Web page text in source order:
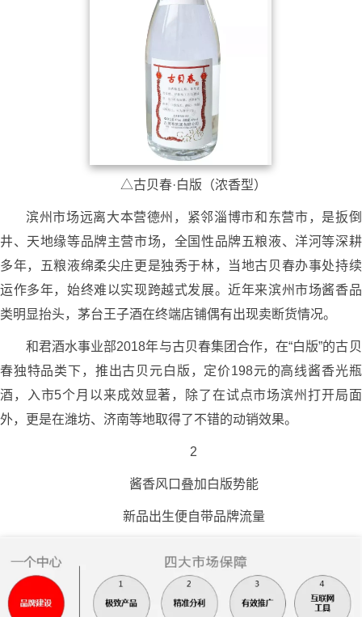
△古贝春·白版（浓香型）
滨州市场远离大本营德州，紧邻淄博市和东营市，是扳倒
井、天地缘等品牌主营市场，全国性品牌五粮液、洋河等深耕
多年，五粮液绵柔尖庄更是独秀于林，当地古贝春办事处持续
运作多年，始终难以实现跨越式发展。近年来滨州市场酱香品
类明显抬头，茅台王子酒在终端店铺偶有出现卖断货情况。
和君酒水事业部2018年与古贝春集团合作，在“白版”的古贝
春独特品类下，推出古贝元白版，定价198元的高线酱香光瓶
酒，入市5个月以来成效显著，除了在试点市场滨州打开局面
外，更是在潍坊、济南等地取得了不错的动销效果。
2
酱香风口叠加白版势能
新品出生便自带品牌流量